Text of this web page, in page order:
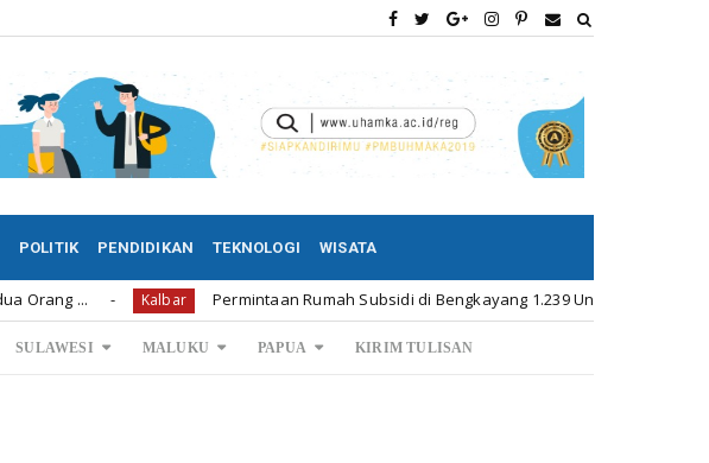
POLITIK PENDIDIKAN TEKNOLOGI WISATA
Kalbar Permintaan Rumah Subsidi di Bengkayang 1.239 Unit Kalbar
SULAWESI MALUKU PAPUA KIRIM TULISAN